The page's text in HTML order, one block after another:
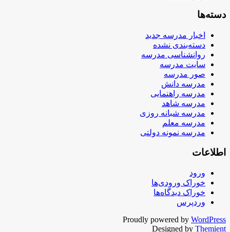
دسته‌ها
اخبار مدرسه جدید
دسته‌بندی نشده
روانشناسی مدرسه
سایت مدرسه
صور مدرسه
مدرسه دانش
مدرسه راهنمایی
مدرسه شاهد
مدرسه شبانه روزی
مدرسه معلم
مدرسه نمونه دولتی
اطلاعات
ورود
خوراک ورودی‌ها
خوراک دیدگاه‌ها
وردپرس
Proudly powered by WordPress
Designed by Themient